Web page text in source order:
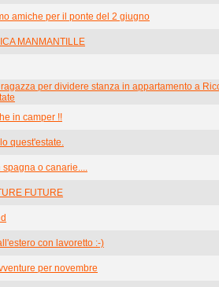
amiche per il ponte del 2 giugno
MANMANTILLE
per dividere stanza in appartamento a
in camper !!
quest'estate.
spagna o canarie....
FUTURE
con lavoretto :-)
per novembre